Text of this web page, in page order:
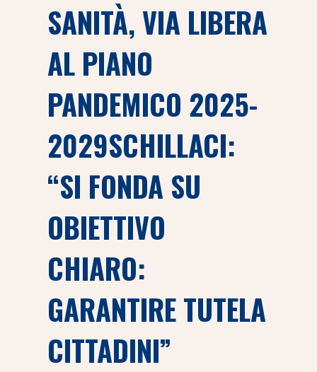
SANITÀ, VIA LIBERA
AL PIANO
PANDEMICO 2025-
2029SCHILLACI:
“SI FONDA SU
OBIETTIVO
CHIARO:
GARANTIRE TUTELA
CITTADINI”